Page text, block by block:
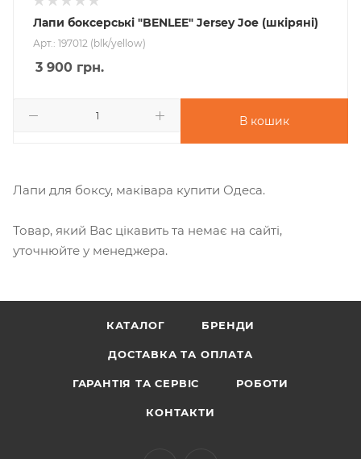
Лапи боксерські "BENLEE" Jersey Joe (шкіряні)
Арт.: 197012 (blk/yellow)
3 900 грн.
В кошик
Лапи для боксу, маківара купити Одеса.
Товар, який Вас цікавить та немає на сайті,
уточнюйте у менеджера.
КАТАЛОГ БРЕНДИ
ДОСТАВКА ТА ОПЛАТА
ГАРАНТІЯ ТА СЕРВІС РОБОТИ
КОНТАКТИ